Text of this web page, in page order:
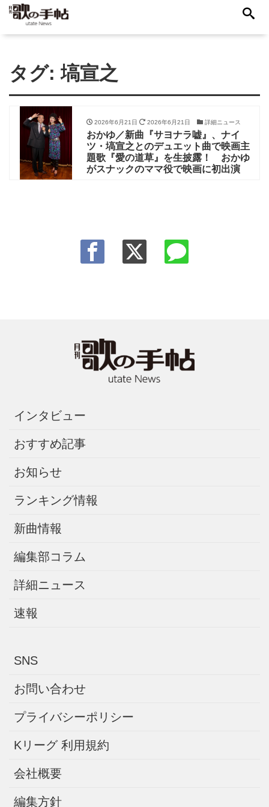
タグ:塙宣之
2026年6月21日 2026年6月21日 詳細ニュース
おかゆ／新曲『サヨナラ嘘』、ナイ
ツ・塙宣之とのデュエット曲で映画主
題歌『愛の道草』を生披露！ おかゆ
がスナックのママ役で映画に初出演
インタビュー
おすすめ記事
お知らせ
ランキング情報
新曲情報
編集部コラム
詳細ニュース
速報
SNS
お問い合わせ
プライバシーポリシー
Kリーグ 利用規約
会社概要
編集方針